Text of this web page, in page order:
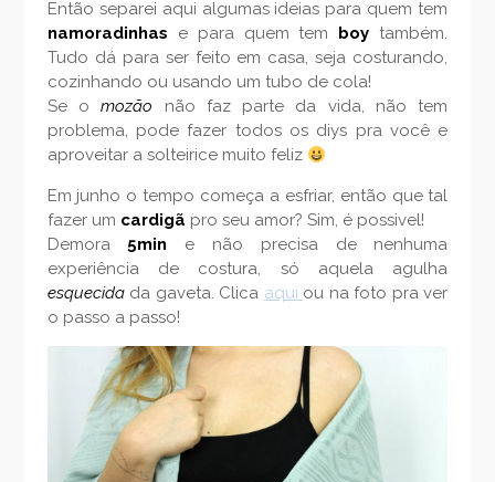
Então separei aqui algumas ideias para quem tem
namoradinhas e para quem tem boy também.
Tudo dá para ser feito em casa, seja costurando,
cozinhando ou usando um tubo de cola!
Se omozão não faz parte da vida, não tem
problema, pode fazer todos os diys pra você e
aproveitar a solteirice muito feliz
Em junho o tempo começa a esfriar, então que tal
fazer um cardigã pro seu amor? Sim, é possivel!
Demora 5min e não precisa de nenhuma
experiência de costura, só aquela agulha
esquecidada gaveta. Clica aqui ou na foto pra ver
o passo a passo!